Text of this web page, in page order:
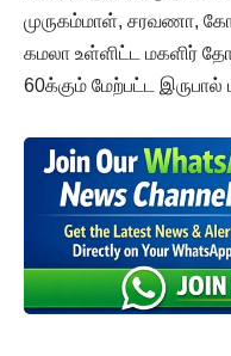
முருகம்மாள், சரவணா,
கமலா உள்ளிட்ட மகளிர்
60க்கும் மேற்பட்ட